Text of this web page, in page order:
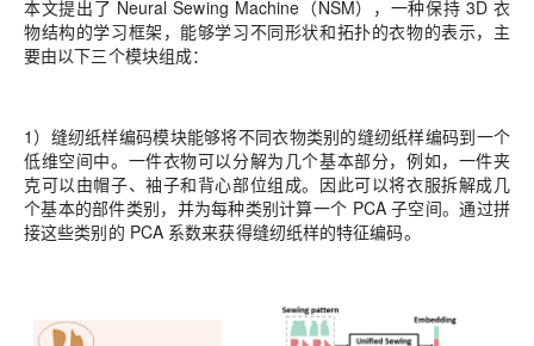
本文提出了 Neural Sewing Machine（NSM），一种保持 3D 衣
物结构的学习框架，能够学习不同形状和拓扑的衣物的表示，主
要由以下三个模块组成：
1）缝纫纸样编码模块能够将不同衣物类别的缝纫纸样编码到一个
低维空间中。一件衣物可以分解为几个基本部分，例如，一件夹
克可以由帽子、袖子和背心部位组成。因此可以将衣服拆解成几
个基本的部件类别，并为每种类别计算一个 PCA 子空间。通过拼
接这些类别的 PCA 系数来获得缝纫纸样的特征编码。